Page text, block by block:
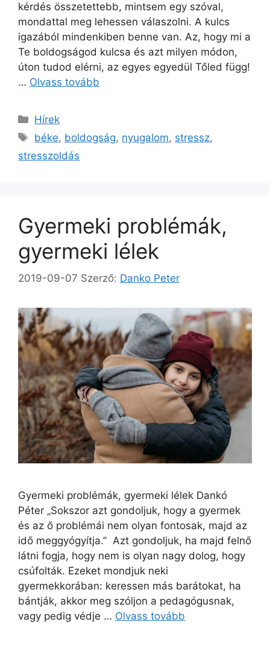
kérdés összetettebb, mintsem egy szóval,
mondattal meg lehessen válaszolni. A kulcs
igazából mindenkiben benne van. Az, hogy mi a
Te boldogságod kulcsa és azt milyen módon,
úton tudod elérni, az egyes egyedül Tőled függ!
… Olvass tovább
Kategória
Hírek
Címkék
béke, boldogság, nyugalom, stressz,
stresszoldás
Gyermeki problémák,
gyermeki lélek
2019-09-07 Szerző: Danko Peter
Gyermeki problémák, gyermeki lélek Dankó
Péter „Sokszor azt gondoljuk, hogy a gyermek
és az ő problémái nem olyan fontosak, majd az
idő meggyógyítja.” Azt gondoljuk, ha majd felnő
látni fogja, hogy nem is olyan nagy dolog, hogy
csúfolták. Ezeket mondjuk neki
gyermekkorában: keressen más barátokat, ha
bántják, akkor meg szóljon a pedagógusnak,
vagy pedig védje … Olvass tovább